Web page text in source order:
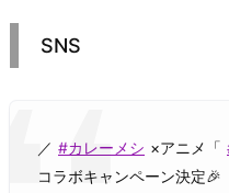
SNS
／ #カレーメシ ×アニメ「
コラボキャンペーン決定🎉